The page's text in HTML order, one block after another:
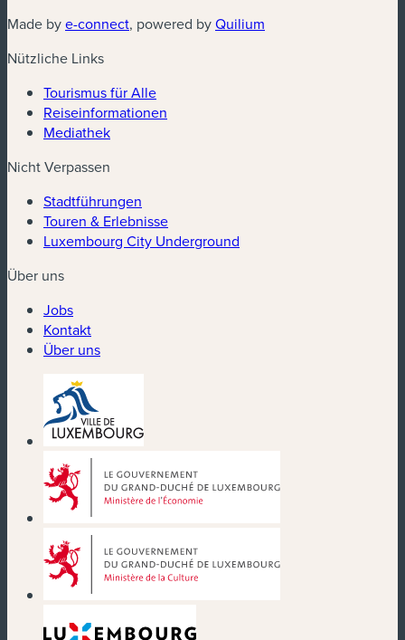
Made bye-connect(neues Fenster)
, powered byQuilium
Nützliche Links
Tourismus für Alle
Reiseinformationen
Mediathek
Nicht Verpassen
Stadtführungen
Touren & Erlebnisse
Luxembourg City Underground
Über uns
Jobs
Kontakt
Über uns